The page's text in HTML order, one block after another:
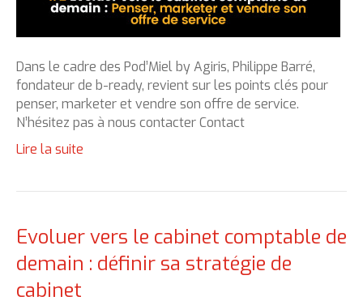
Dans le cadre des Pod’Miel by Agiris, Philippe Barré,
fondateur de b-ready, revient sur les points clés pour
penser, marketer et vendre son offre de service.
N’hésitez pas à nous contacter Contact
Lire la suite
Evoluer vers le cabinet comptable de
demain : définir sa stratégie de
cabinet